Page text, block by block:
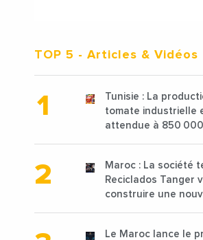
TOP 5 - Articles & Vidéos
Tunisie : La
tomate industrielle
attendue à 850
Maroc : La société
Reciclados Tanger
construire une
Le Maroc lance le